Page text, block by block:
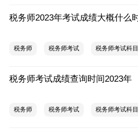
税务师 税务师考试 税务师考试科目
税务师考试成绩查询时间2023年
税务师 税务师考试 税务师考试科目